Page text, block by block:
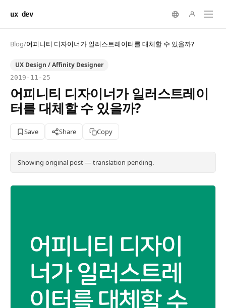
ux dev
Blog/어피니티 디자이너가 일러스트레이터를 대체할 수 있을까?
UX Design / Affinity Designer
2019-11-25
어피니티 디자이너가 일러스트레이
터를 대체할 수 있을까?
Save Share Copy
Showing original post — translation pending.